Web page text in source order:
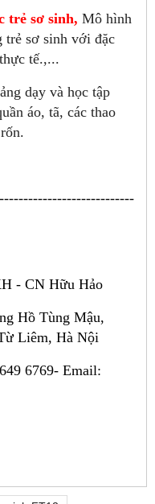
trẻ sơ sinh, Mô hình
trẻ sơ sinh với đặc
tế.,...
dạy và học tập
áo, tã, các thao
- CN Hữu Hảo
Hồ Tùng Mậu,
Liêm, Hà Nội
6769- Email: